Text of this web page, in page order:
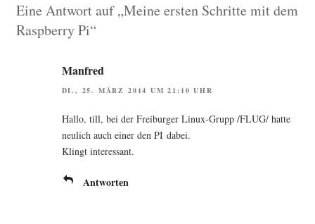
Eine Antwort auf „Meine ersten Schritte mit dem
Raspberry Pi“
Manfred
DI., 25. MÄRZ 2014 UM 21:10 UHR
Hal­lo, till, bei der Frei­bur­ger Linux-Grupp /FLUG/ hat­te
neu­lich auch einer den PI dabei.
Klingt interessant.
Antworten